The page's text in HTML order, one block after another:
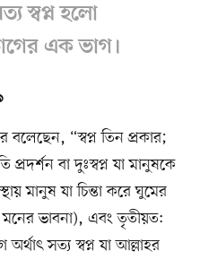
স্বপ্ন হলো
এক ভাগ।
বলেছেন, “স্বপ্ন তিন প্রকার;
বা দুঃস্বপ্ন যা মানুষকে
মানুষ যা চিন্তা করে ঘুমের
ভাবনা), এবং তৃতীয়ত:
সত্য স্বপ্ন যা আল্লাহর